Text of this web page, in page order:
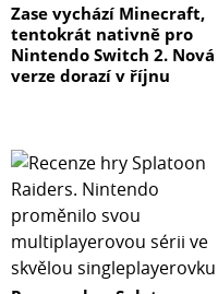
Zase vychází Minecraft,
tentokrát nativně pro
Nintendo Switch 2. Nová
verze dorazí v říjnu